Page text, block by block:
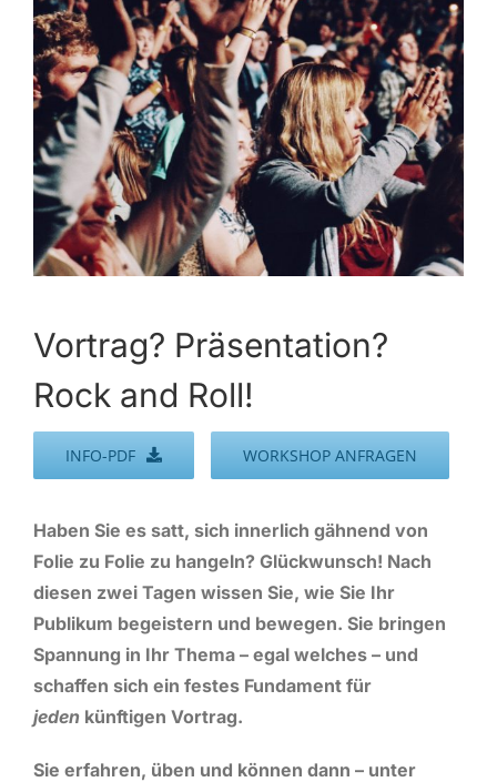
Vortrag? Präsentation?
Rock and Roll!
INFO-PDF WORKSHOP ANFRAGEN
Haben Sie es satt, sich innerlich gähnend von
Folie zu Folie zu hangeln? Glückwunsch! Nach
diesen zwei Tagen wissen Sie, wie Sie Ihr
Publikum begeistern und bewegen. Sie bringen
Spannung in Ihr Thema – egal welches – und
schaffen sich ein festes Fundament für
jeden künftigen Vortrag.
Sie erfahren, üben und können dann – unter